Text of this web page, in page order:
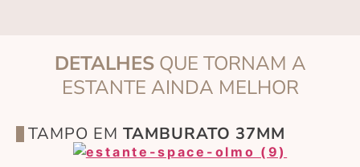
DETALHESQUE TORNAM A
ESTANTE AINDA MELHOR
TAMPO EM TAMBURATO 37MM